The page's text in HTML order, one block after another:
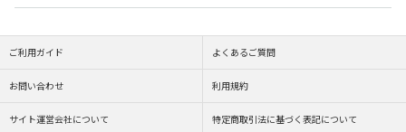
ご利用ガイド よくあるご質問
お問い合わせ 利用規約
サイト運営会社について 特定商取引法に基づく表記について